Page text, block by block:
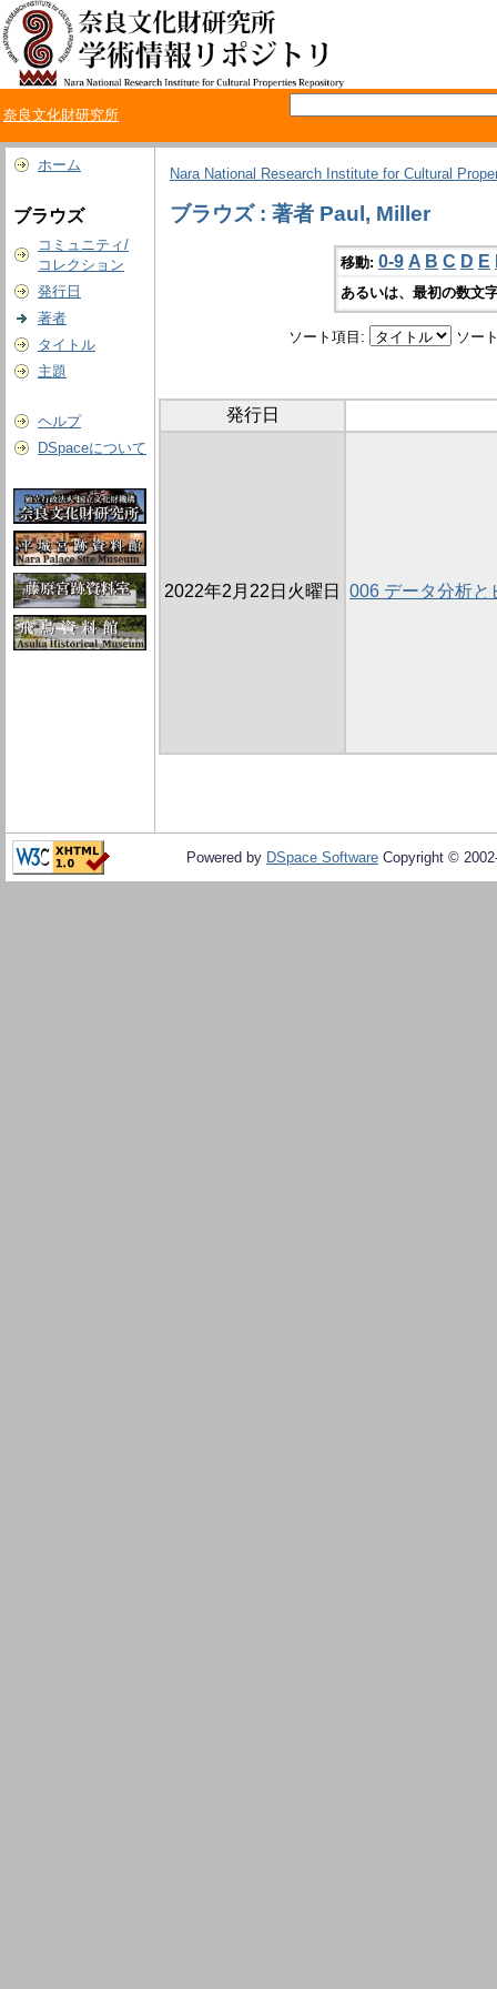
奈良文化財研究所
ホーム
ブラウズ
コミュニティ/
コレクション
発行日
著者
タイトル
主題
ヘルプ
DSpaceについて
Nara National Research Institute for Cultural
ブラウズ : 著者 Paul, Miller
移動: 0-9 A B C D E
あるいは、最初の数文
ソート項目: ソー
発行日
2022年2月22日火曜日 006 データ分析と
Powered by DSpace Software Copyright ©